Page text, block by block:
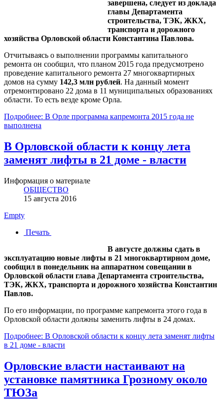
завершена, следует из доклада
главы Департамента
строительства, ТЭК, ЖКХ,
транспорта и дорожного
хозяйства Орловской области Константина Павлова.
Отчитываясь о выполнении программы капитального
ремонта он сообщил, что планом 2015 года предусмотрено
проведение капитального ремонта 27 многоквартирных
домов на сумму 142,3 млн рублей. На данный момент
отремонтировано 22 дома в 11 муниципальных образованиях
области. То есть везде кроме Орла.
Подробнее: В Орле программа капремонта 2015 года не
выполнена
В Орловской области к концу лета
заменят лифты в 21 доме - власти
Информация о материале
ОБЩЕСТВО
15 августа 2016
Empty
Печать
В августе должны сдать в
эксплуатацию новые лифты в 21 многоквартирном доме,
сообщил в понедельник на аппаратном совещании в
Орловской области глава Департамента строительства,
ТЭК, ЖКХ, транспорта и дорожного хозяйства Константин
Павлов.
По его информации, по программе капремонта этого года в
Орловской области должны заменить лифты в 24 домах.
Подробнее: В Орловской области к концу лета заменят лифты
в 21 доме - власти
Орловские власти настаивают на
установке памятника Грозному около
ТЮЗа